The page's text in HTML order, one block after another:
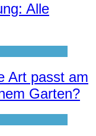
Alle
Art passt am
Garten?